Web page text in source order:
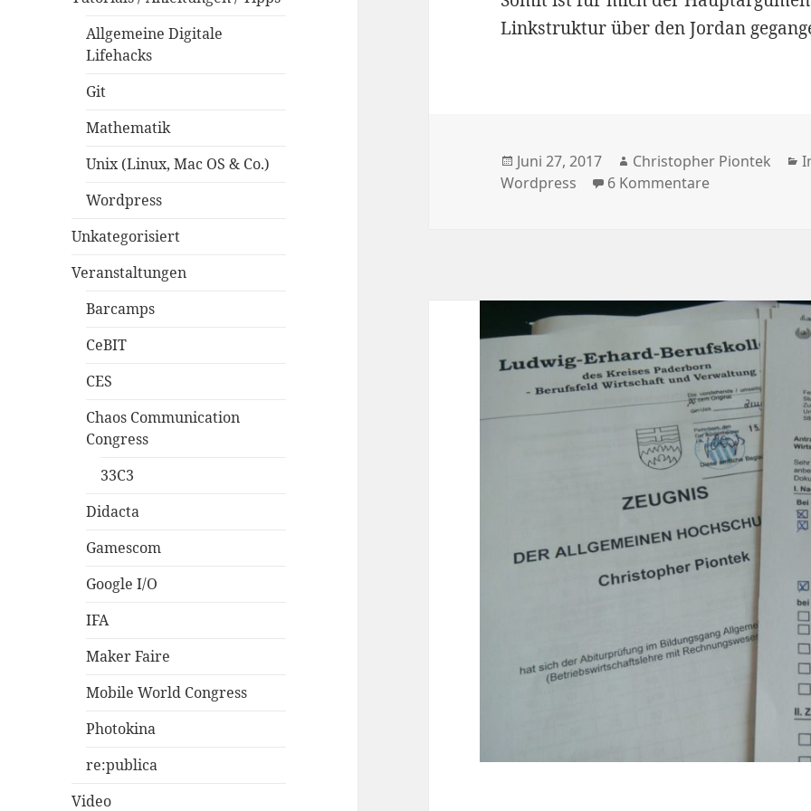
Allgemeine Digitale
Lifehacks
Git
Mathematik
Unix (Linux, Mac OS & Co.)
Wordpress
Unkategorisiert
Veranstaltungen
Barcamps
CeBIT
CES
Chaos Communication
Congress
33C3
Didacta
Gamescom
Google I/O
IFA
Maker Faire
Mobile World Congress
Photokina
re:publica
Video
Linkstruktur über den Jordan
Veröffentlicht
am
Juni 27, 2017 Autor
Christopher Piontek
Wordpress
6 Kommentarezu URLs wie /